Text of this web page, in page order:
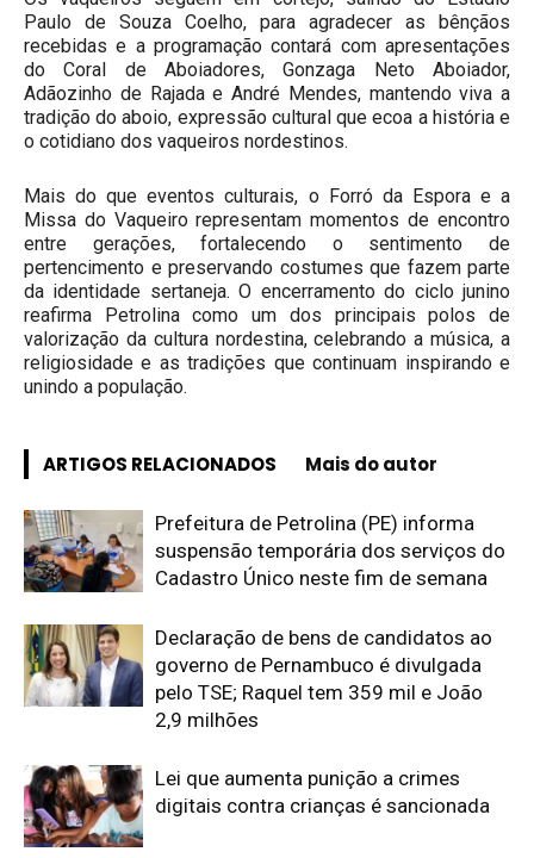
Paulo de Souza Coelho, para agradecer as bênçãos
recebidas e a programação contará com apresentações
do Coral de Aboiadores, Gonzaga Neto Aboiador,
Adãozinho de Rajada e André Mendes, mantendo viva a
tradição do aboio, expressão cultural que ecoa a história e
o cotidiano dos vaqueiros nordestinos.
Mais do que eventos culturais, o Forró da Espora e a
Missa do Vaqueiro representam momentos de encontro
entre gerações, fortalecendo o sentimento de
pertencimento e preservando costumes que fazem parte
da identidade sertaneja. O encerramento do ciclo junino
reafirma Petrolina como um dos principais polos de
valorização da cultura nordestina, celebrando a música, a
religiosidade e as tradições que continuam inspirando e
unindo a população.
ARTIGOS RELACIONADOS Mais do autor
Prefeitura de Petrolina (PE) informa
suspensão temporária dos serviços do
Cadastro Único neste fim de semana
Declaração de bens de candidatos ao
governo de Pernambuco é divulgada
pelo TSE; Raquel tem 359 mil e João
2,9 milhões
Lei que aumenta punição a crimes
digitais contra crianças é sancionada